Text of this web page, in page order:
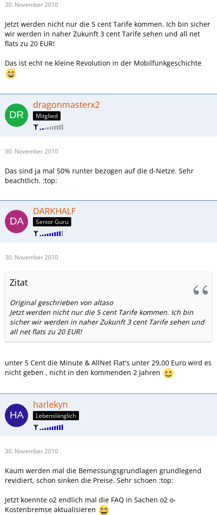
30. November 2010
Jetzt werden nicht nur die 5 cent Tarife kommen. Ich bin sicher
wir werden in naher Zukunft 3 cent Tarife sehen und all net
flats zu 20 EUR!
Das ist echt ne kleine Revolution in der Mobilfunkgeschichte
dragonmasterx2
Mitglied
30. November 2010
Das sind ja mal 50% runter bezogen auf die d-Netze. Sehr
beachtlich. :top:
DARKHALF
Senior Guru
30. November 2010
Zitat
Original geschrieben von altaso
Jetzt werden nicht nur die 5 cent Tarife kommen. Ich bin
sicher wir werden in naher Zukunft 3 cent Tarife sehen und
all net flats zu 20 EUR!
unter 5 Cent die Minute & AllNet Flat's unter 29,00 Euro wird es
nicht geben , nicht in den kommenden 2 Jahren
harlekyn
Lebenslänglich
30. November 2010
Kaum werden mal die Bemessungsgrundlagen grundlegend
revidiert, schon sinken die Preise. Sehr schoen :top:
Jetzt koennte o2 endlich mal die FAQ in Sachen o2 o-
Kostenbremse aktualisieren